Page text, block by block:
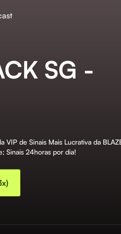
SG -
VIP de Sinais Mais Lucrativa da
Sinais 24horas por dia!